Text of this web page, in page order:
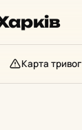
Карта тривог